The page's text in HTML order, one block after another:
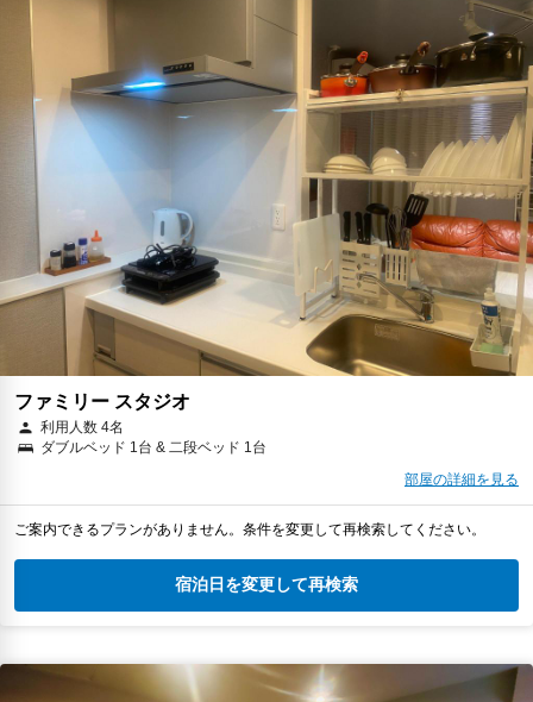
ファミリー スタジオ
利用人数 4名
ダブルベッド 1台 & 二段ベッド 1台
部屋の詳細を見る
ご案内できるプランがありません。条件を変更して再検索してください。
宿泊日を変更して再検索